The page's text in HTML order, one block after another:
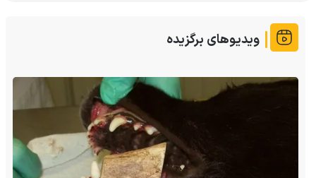
ویدیوهای برگزیده